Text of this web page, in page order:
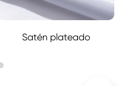
Satén plateado